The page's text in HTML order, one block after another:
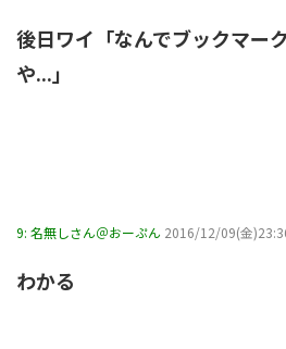
後日ワイ「なんでブックマー
や...」
9: 名無しさん＠おーぷん 2016/12/09(金
わかる